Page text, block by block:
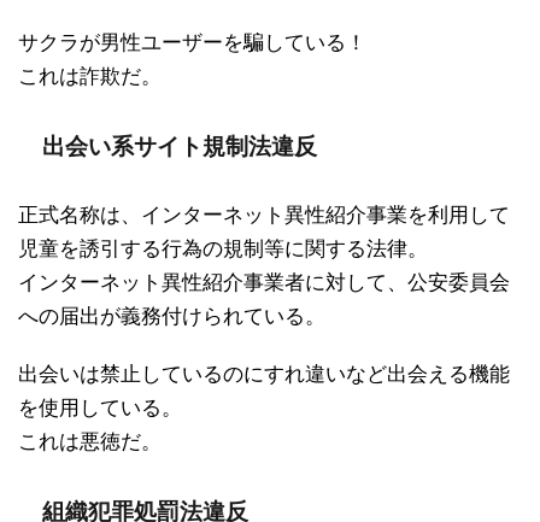
サクラが男性ユーザーを騙している！
これは詐欺だ。
出会い系サイト規制法違反
正式名称は、インターネット異性紹介事業を利用して
児童を誘引する行為の規制等に関する法律。
インターネット異性紹介事業者に対して、公安委員会
への届出が義務付けられている。
出会いは禁止しているのにすれ違いなど出会える機能
を使用している。
これは悪徳だ。
組織犯罪処罰法違反